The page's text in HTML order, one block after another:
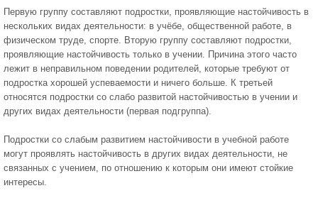
Первую группу составляют подростки, проявляющие настойчивость в
нескольких видах деятельности: в учёбе, общественной работе, в
физическом труде, спорте. Вторую группу составляют подростки,
проявляющие настойчивость только в учении. Причина этого часто
лежит в неправильном поведении родителей, которые требуют от
подростка хорошей успеваемости и ничего больше. К третьей
относятся подростки со слабо развитой настойчивостью в учении и
других видах деятельности (первая подгруппа).
Подростки со слабым развитием настойчивости в учебной работе
могут проявлять настойчивость в других видах деятельности, не
связанных с учением, по отношению к которым они имеют стойкие
интересы.